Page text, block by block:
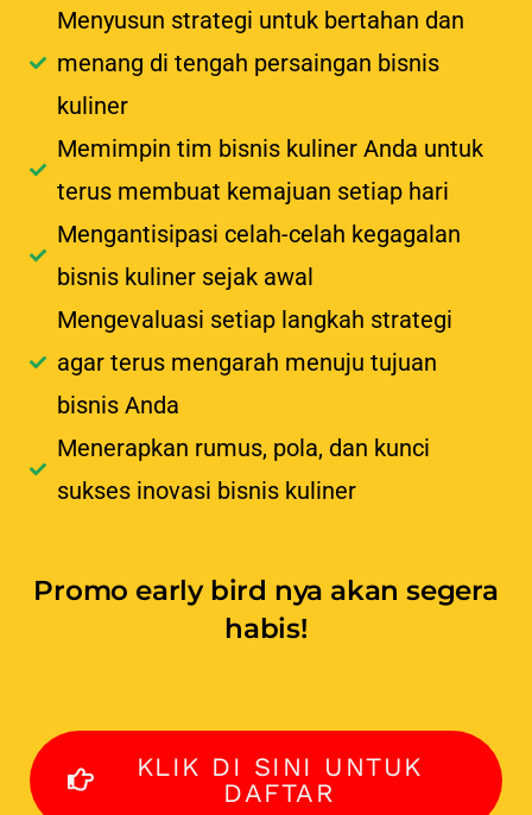
Menyusun strategi untuk bertahan dan
menang di tengah persaingan bisnis
kuliner
Memimpin tim bisnis kuliner Anda untuk
terus membuat kemajuan setiap hari
Mengantisipasi celah-celah kegagalan
bisnis kuliner sejak awal
Mengevaluasi setiap langkah strategi
agar terus mengarah menuju tujuan
bisnis Anda
Menerapkan rumus, pola, dan kunci
sukses inovasi bisnis kuliner
Promo early bird nya akan segera
habis!
KLIK DI SINI UNTUK
DAFTAR